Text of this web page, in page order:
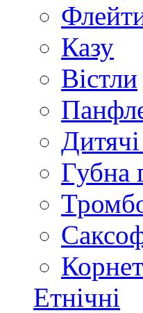
Казу
Вістли
Губна
Етнічні